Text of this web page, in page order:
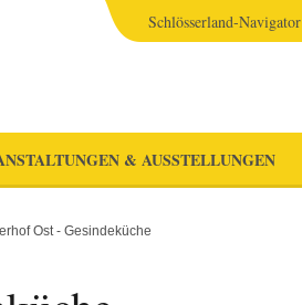
& AUSSTELLUNGEN
Schlösserland-Navigator
Ost - Gesindeküche